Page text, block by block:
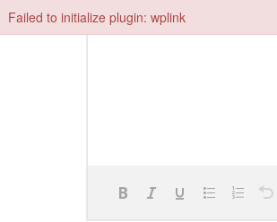
Failed to initialize plugin: wplink
Failed to initialize plugin: wplink